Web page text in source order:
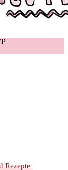
Rezepte